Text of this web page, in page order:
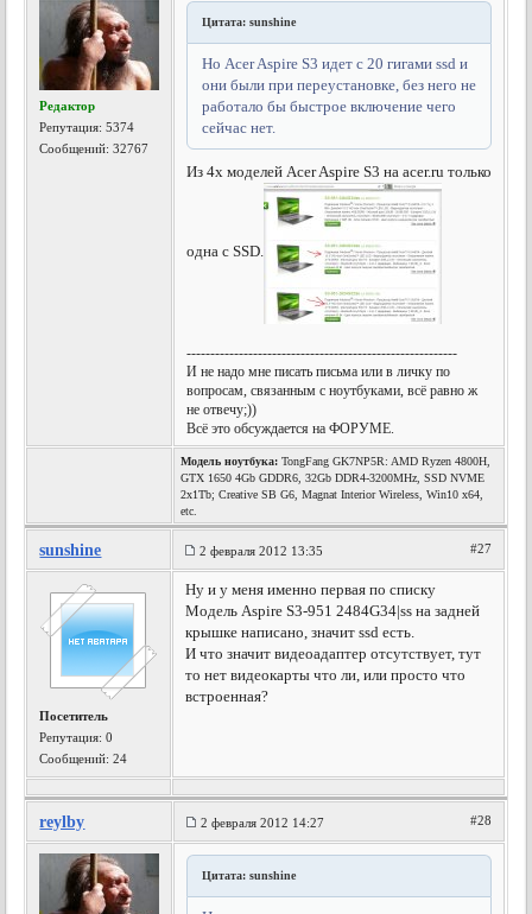
Редактор
Репутация:5374
Сообщений: 32767
Цитата: sunshine
Но Acer Aspire S3 идет с 20 гигами ssd и
они были при переустановке, без него не
работало бы быстрое включение чего
сейчас нет.
Из 4х моделей Acer Aspire S3 на acer.ru только
одна с SSD.
---------------------------------------------------------
И не надо мне писать письма или в личку по
вопросам, связанным с ноутбуками, всё равно ж
не отвечу;))
Всё это обсуждается на ФОРУМЕ.
Модель ноутбука: TongFang GK7NP5R: AMD Ryzen 4800H,
GTX 1650 4Gb GDDR6, 32Gb DDR4-3200MHz, SSD NVME
2x1Tb; Creative SB G6, Magnat Interior Wireless, Win10 x64,
etc.
sunshine 2 февраля 2012 13:35 #27
Посетитель
Репутация:0
Сообщений: 24
Ну и у меня именно первая по списку
Модель Aspire S3-951 2484G34|ss на задней
крышке написано, значит ssd есть.
И что значит видеоадаптер отсутствует, тут
то нет видеокарты что ли, или просто что
встроенная?
reylby 2 февраля 2012 14:27 #28
Цитата: sunshine